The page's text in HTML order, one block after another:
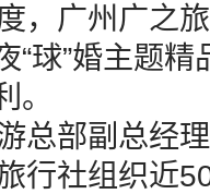
，广州广之
“球”婚主题
总部副总经
行社组织近